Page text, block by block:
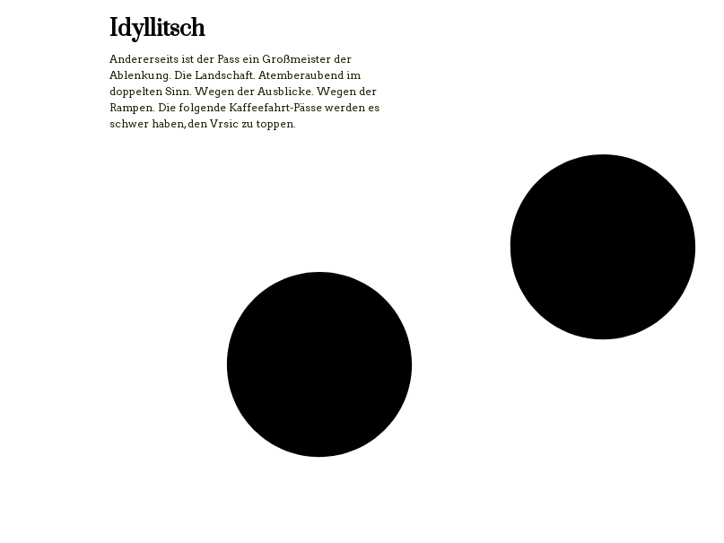
Idyllitsch
Andererseits ist der Pass ein Großmeister der
Ablenkung. Die Landschaft. Atemberaubend im
doppelten Sinn. Wegen der Ausblicke. Wegen der
Rampen. Die folgende Kaffeefahrt-Pässe werden es
schwer haben, den Vrsic zu toppen.